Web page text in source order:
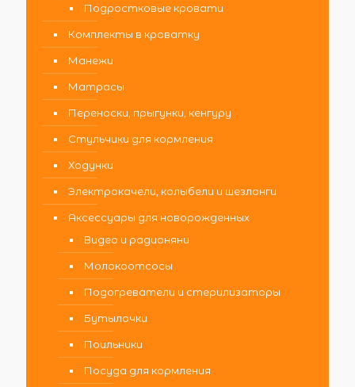
Подростковые кровати
Комплекты в кроватку
Манежи
Матрасы
Переноски, прыгунки, кенгуру
Стульчики для кормления
Ходунки
Электрокачели, колыбели и шезлонги
Аксессуары для новорожденных
Видео и радионяни
Молокоотсосы
Подогреватели и стерилизаторы
Бутылочки
Поильники
Посуда для кормления